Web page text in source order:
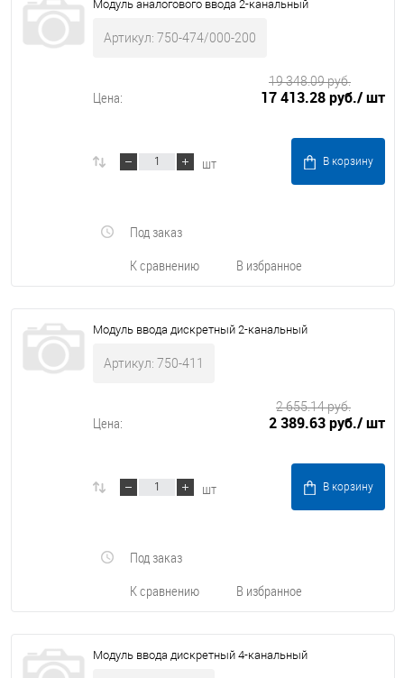
Модуль аналогового ввода 2-канальный
Артикул: 750-474/000-200
Цена: 17 413.28 руб./ шт
19 348.09 руб.
шт В корзину
К сравнению В избранное
Под заказ
Модуль ввода дискретный 2-канальный
Артикул: 750-411
Цена: 2 389.63 руб./ шт
2 655.14 руб.
шт В корзину
К сравнению В избранное
Под заказ
Модуль ввода дискретный 4-канальный